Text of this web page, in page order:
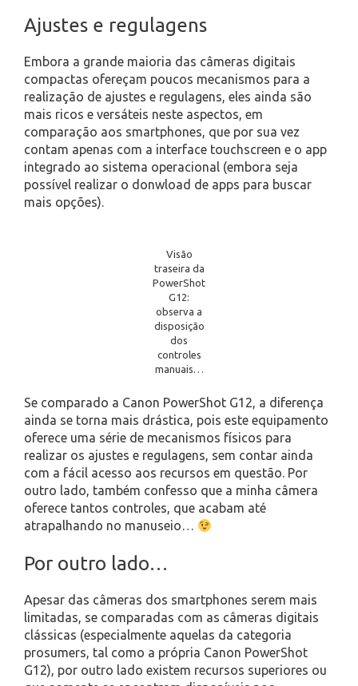
Ajustes e regulagens
Embora a grande maioria das câmeras digitais
compactas ofereçam poucos mecanismos para a
realização de ajustes e regulagens, eles ainda são
mais ricos e versáteis neste aspectos, em
comparação aos smartphones, que por sua vez
contam apenas com a interface touchscreen e o app
integrado ao sistema operacional (embora seja
possível realizar o donwload de apps para buscar
mais opções).
Visão
traseira da
PowerShot
G12:
observa a
disposição
dos
controles
manuais…
Se comparado a Canon PowerShot G12, a diferença
ainda se torna mais drástica, pois este equipamento
oferece uma série de mecanismos físicos para
realizar os ajustes e regulagens, sem contar ainda
com a fácil acesso aos recursos em questão. Por
outro lado, também confesso que a minha câmera
oferece tantos controles, que acabam até
atrapalhando no manuseio…
Por outro lado…
Apesar das câmeras dos smartphones serem mais
limitadas, se comparadas com as câmeras digitais
clássicas (especialmente aquelas da categoria
prosumers, tal como a própria Canon PowerShot
G12), por outro lado existem recursos superiores ou